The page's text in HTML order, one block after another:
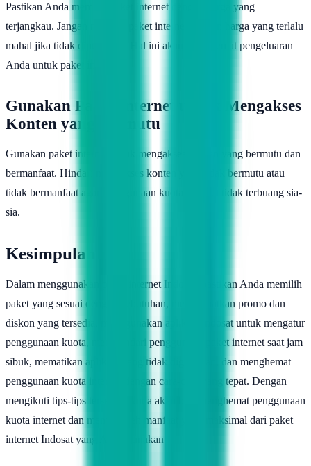
Pastikan Anda memilih paket internet dengan harga yang
terjangkau. Jangan memilih paket internet dengan harga yang terlalu
mahal jika tidak diperlukan. Hal ini akan menghemat pengeluaran
Anda untuk paket internet.
Gunakan Paket Internet untuk Mengakses
Konten yang Bermutu
Gunakan paket internet untuk mengakses konten yang bermutu dan
bermanfaat. Hindari mengakses konten yang tidak bermutu atau
tidak bermanfaat agar penggunaan kuota internet tidak terbuang sia-
sia.
Kesimpulan
Dalam menggunakan paket internet Indosat, pastikan Anda memilih
paket yang sesuai dengan kebutuhan, memanfaatkan promo dan
diskon yang tersedia, menggunakan aplikasi Indosat untuk mengatur
penggunaan kuota, menghindari penggunaan paket internet saat jam
sibuk, mematikan aplikasi yang tidak digunakan, dan menghemat
penggunaan kuota internet dengan cara-cara yang tepat. Dengan
mengikuti tips-tips tersebut, Anda akan bisa menghemat penggunaan
kuota internet dan memperoleh manfaat yang maksimal dari paket
internet Indosat yang Anda gunakan.